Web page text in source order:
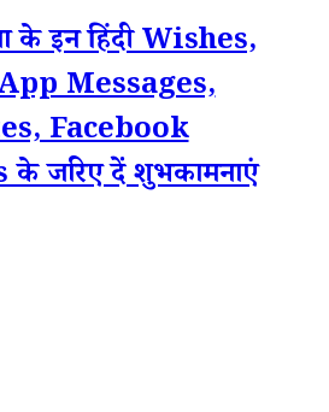
के इन हिंदी Wishes,
Messages,
Facebook
जरिए दें शुभकामनाएं